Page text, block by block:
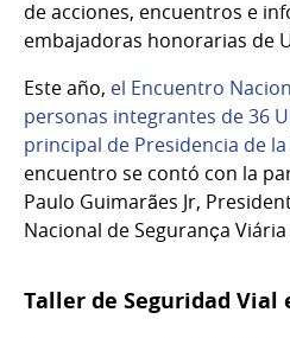
de acciones, encuentros e
embajadoras honorarias de
Este año, el Encuentro
personas integrantes de 36
principal de Presidencia de
encuentro se contó con la
Paulo Guimarães Jr,
Nacional de Segurança
Taller de Seguridad Vial